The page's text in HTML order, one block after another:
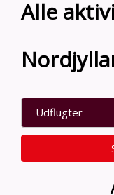
Alle
Udflugter